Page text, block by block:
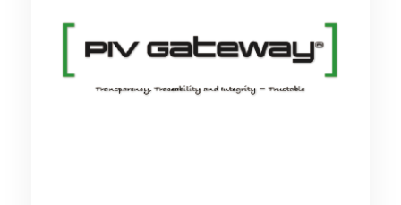
PKIとハードウェアセキュリティを活用し、物
理・サイバーの両面で米国連邦政府基準と同等
の高セキュリティな認証・認可の仕組みを実現